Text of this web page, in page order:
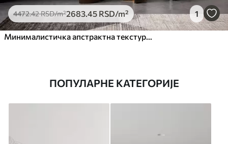
4472.42RSD/m²2683 .45 RSD/m² 1
ПОПУЛАРНЕ КАТЕГОРИЈЕ